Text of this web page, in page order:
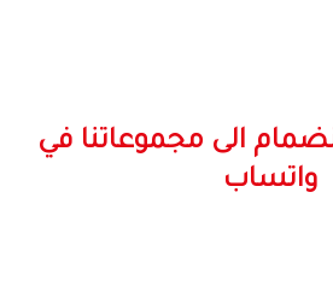
الى مجموعاتنا في
واتساب